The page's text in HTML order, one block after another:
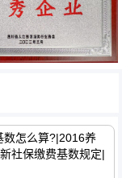
怎么算?|2016养
社保缴费基数规定|